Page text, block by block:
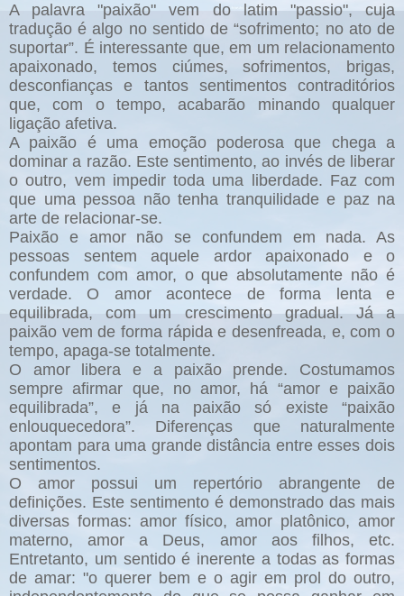
A palavra "paixão" vem do latim "passio", cuja
tradução é algo no sentido de “sofrimento; no ato de
suportar”. É interessante que, em um relacionamento
apaixonado, temos ciúmes, sofrimentos, brigas,
desconfianças e tantos sentimentos contraditórios
que, com o tempo, acabarão minando qualquer
ligação afetiva.
A paixão é uma emoção poderosa que chega a
dominar a razão. Este sentimento, ao invés de liberar
o outro, vem impedir toda uma liberdade. Faz com
que uma pessoa não tenha tranquilidade e paz na
arte de relacionar-se.
Paixão e amor não se confundem em nada. As
pessoas sentem aquele ardor apaixonado e o
confundem com amor, o que absolutamente não é
verdade. O amor acontece de forma lenta e
equilibrada, com um crescimento gradual. Já a
paixão vem de forma rápida e desenfreada, e, com o
tempo, apaga-se totalmente.
O amor libera e a paixão prende. Costumamos
sempre afirmar que, no amor, há “amor e paixão
equilibrada”, e já na paixão só existe “paixão
enlouquecedora”. Diferenças que naturalmente
apontam para uma grande distância entre esses dois
sentimentos.
O amor possui um repertório abrangente de
definições. Este sentimento é demonstrado das mais
diversas formas: amor físico, amor platônico, amor
materno, amor a Deus, amor aos filhos, etc.
Entretanto, um sentido é inerente a todas as formas
de amar: "o querer bem e o agir em prol do outro,